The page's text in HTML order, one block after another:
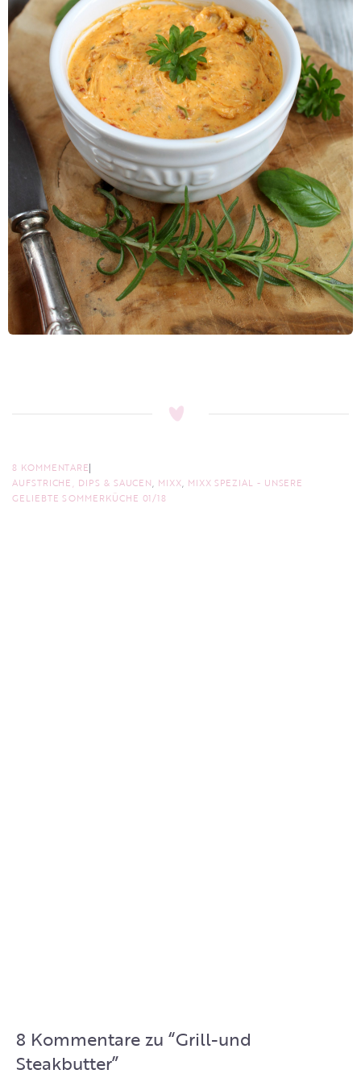
8 KOMMENTARE
AUFSTRICHE, DIPS & SAUCEN, MIXX, MIXX SPEZIAL - UNSERE
GELIEBTE SOMMERKÜCHE 01/18
8 Kommentare zu “Grill-und
Steakbutter”